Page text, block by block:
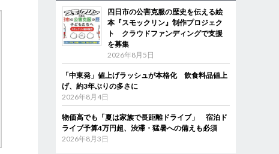
四日市の公害克服の歴史を伝える絵
本『スモックリン』制作プロジェク
ト クラウドファンディングで支援
を募集
2026年8月5日
「中東発」値上げラッシュが本格化 飲食料品値上
げ、約3年ぶりの多さに
2026年8月4日
物価高でも「夏は家族で長距離ドライブ」 宿泊ド
ライブ予算4万円超、渋滞・猛暑への備えも必須
2026年8月3日